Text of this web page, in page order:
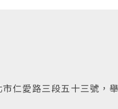
仁愛路三段五十三號，